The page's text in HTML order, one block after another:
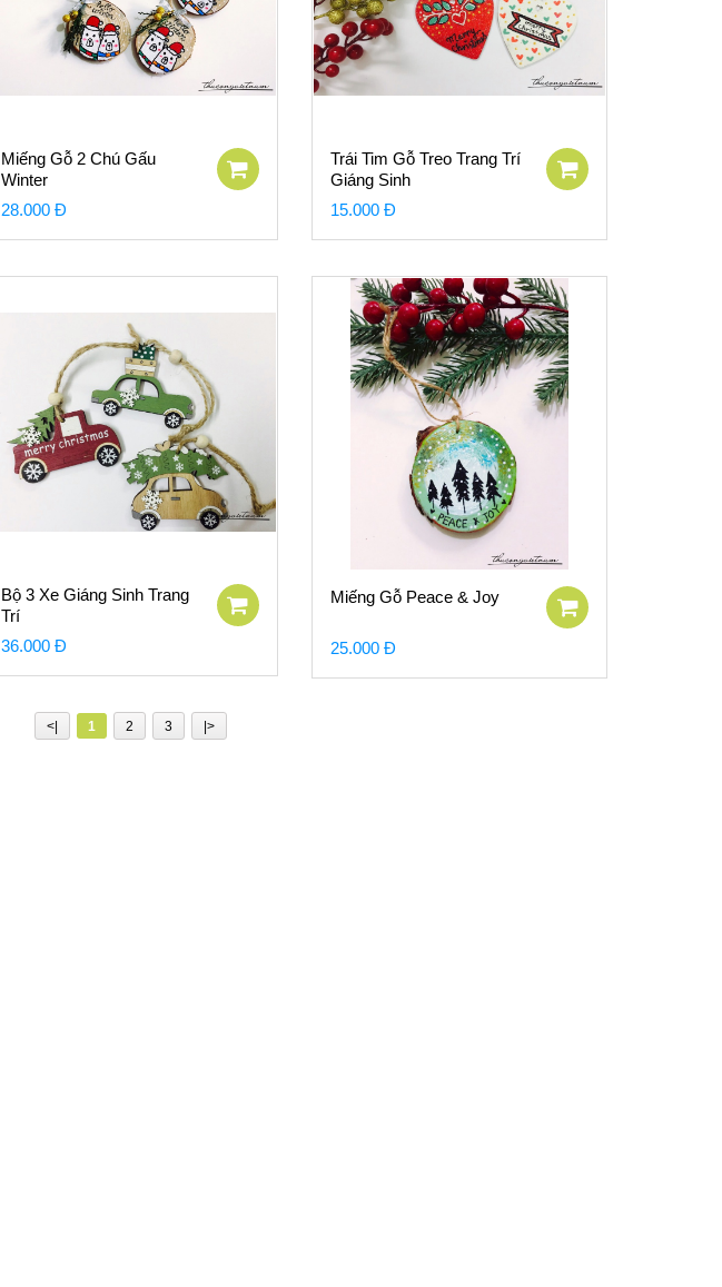
Miếng Gỗ 2 Chú Gấu
Winter
28.000 Đ
Trái Tim Gỗ Treo Trang Trí
Giáng Sinh
15.000 Đ
Bộ 3 Xe Giáng Sinh Trang
Trí
36.000 Đ
Miếng Gỗ Peace & Joy
25.000 Đ
<| 1 2 3 |>